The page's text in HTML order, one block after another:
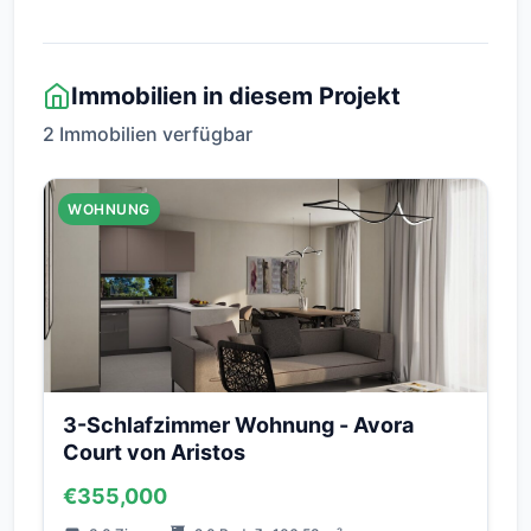
Immobilien in diesem Projekt
2 Immobilien verfügbar
WOHNUNG
3-Schlafzimmer Wohnung - Avora
Court von Aristos
€355,000